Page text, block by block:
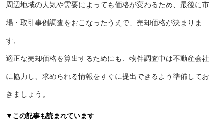
周辺地域の人気や需要によっても価格が変わるため、最後に市
場・取引事例調査をおこなったうえで、売却価格が決まりま
す。
適正な売却価格を算出するためにも、物件調査中は不動産会社
に協力し、求められる情報をすぐに提出できるよう準備してお
きましょう。
▼この記事も読まれています